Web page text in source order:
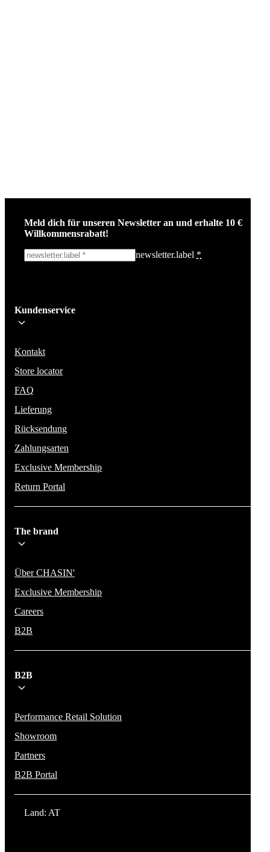
Meld dich für unseren Newsletter an und erhalte 10 €
Willkommensrabatt!
newsletter.label *
Bleib auf dem Laufenden über die neuesten Nachrichten, Kampagnen
Aktionen. Wir geben deine E-Mail-Adresse nicht weiter und versenden
Kundenservice
Kontakt
Store locator
FAQ
Lieferung
Rücksendung
Zahlungsarten
Exclusive Membership
Return Portal
The brand
Über CHASIN'
Exclusive Membership
Careers
B2B
B2B
Performance Retail Solution
Showroom
Partners
B2B Portal
Land: AT